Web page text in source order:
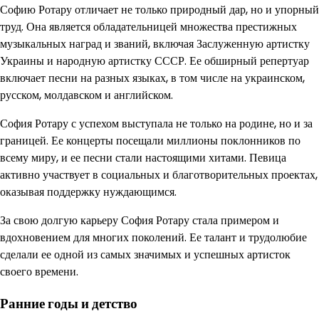
Софию Ротару отличает не только природный дар, но и упорный
труд. Она является обладательницей множества престижных
музыкальных наград и званий, включая Заслуженную артистку
Украины и народную артистку СССР. Ее обширный репертуар
включает песни на разных языках, в том числе на украинском,
русском, молдавском и английском.
София Ротару с успехом выступала не только на родине, но и за
границей. Ее концерты посещали миллионы поклонников по
всему миру, и ее песни стали настоящими хитами. Певица
активно участвует в социальных и благотворительных проектах,
оказывая поддержку нуждающимся.
За свою долгую карьеру София Ротару стала примером и
вдохновением для многих поколений. Ее талант и трудолюбие
сделали ее одной из самых значимых и успешных артисток
своего времени.
Ранние годы и детство